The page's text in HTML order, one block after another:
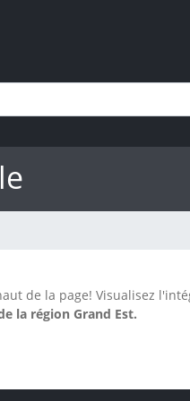
de la page! Visualisez
la région Grand Est.